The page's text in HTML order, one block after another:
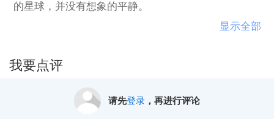
的星球，并没有想象的平静。
休闲放置：无论是在线还是离线，星际探险队的成员
舰船娱乐：在漫漫星海中的航行，战斗中有些劳累
了？回到温暖的船舱，来玩些独特的小游戏吧。
显示全部
我要点评
请先登录，再进行评论